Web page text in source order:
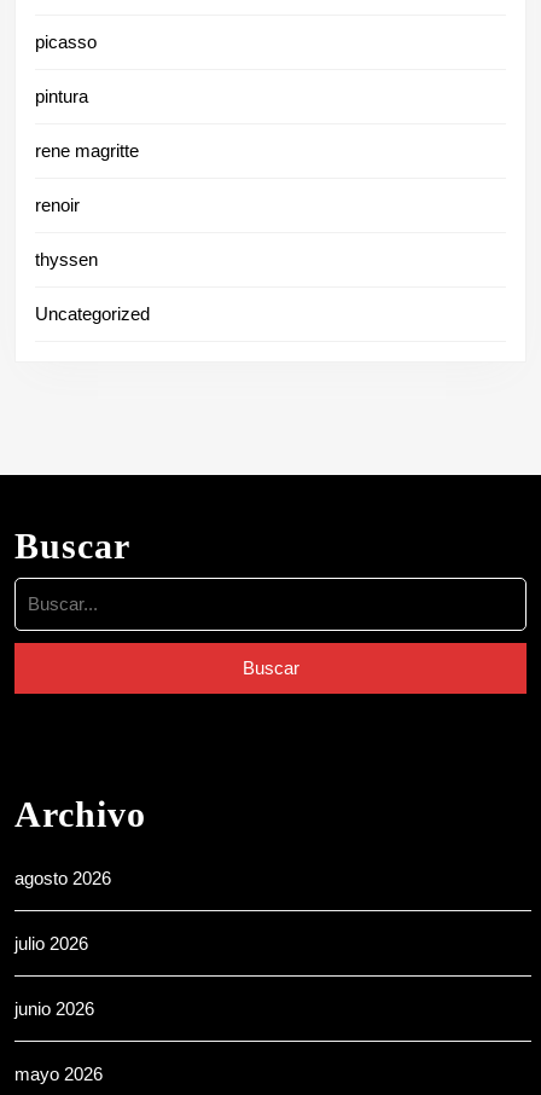
picasso
pintura
rene magritte
renoir
thyssen
Uncategorized
Buscar
Buscar:
Archivo
agosto 2026
julio 2026
junio 2026
mayo 2026